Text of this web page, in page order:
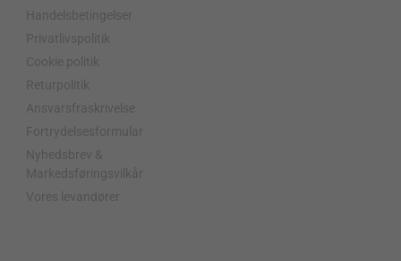
Handelsbetingelser
Privatlivspolitik
Cookie politik
Returpolitik
Ansvarsfraskrivelse
Fortrydelsesformular
Nyhedsbrev &
Markedsføringsvilkår
Vores levandører